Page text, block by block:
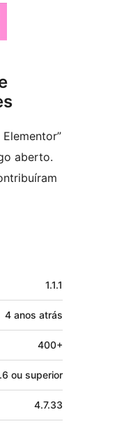
aberto.
1.1.1
4 anos atrás
400+
ou superior
4.7.33